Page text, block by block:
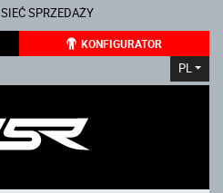
SIEĆ SPRZEDAŻY
KONFIGURATOR
PL